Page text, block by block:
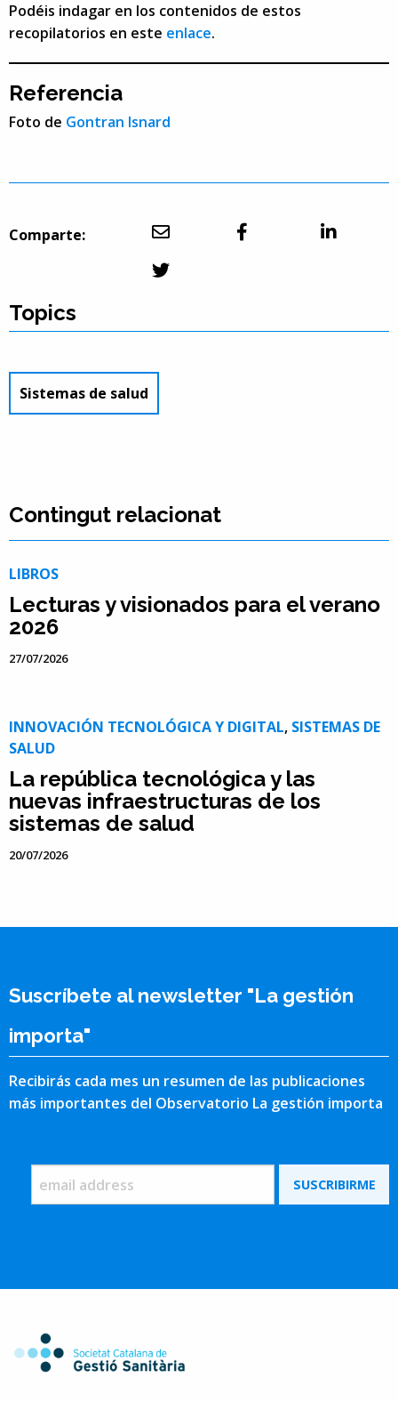
Podéis indagar en los contenidos de estos
recopilatorios en este enlace.
Referencia
Foto de Gontran Isnard
Comparte:
Topics
Sistemas de salud
Contingut relacionat
LIBROS
Lecturas y visionados para el verano
2026
27/07/2026
INNOVACIÓN TECNOLÓGICA Y DIGITAL, SISTEMAS DE
SALUD
La república tecnológica y las
nuevas infraestructuras de los
sistemas de salud
20/07/2026
Suscríbete al newsletter "La gestión
importa"
Recibirás cada mes un resumen de las publicaciones
más importantes del Observatorio La gestión importa